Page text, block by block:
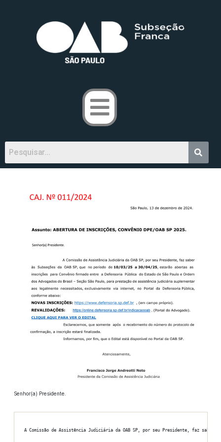
Senhor(a) Presidente.
A Comissão de Assistência Judiciária da OAB SP, por seu Presidente, faz